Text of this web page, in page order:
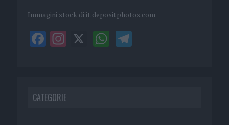
Immagini stock di it.depositphotos.com
CATEGORIE